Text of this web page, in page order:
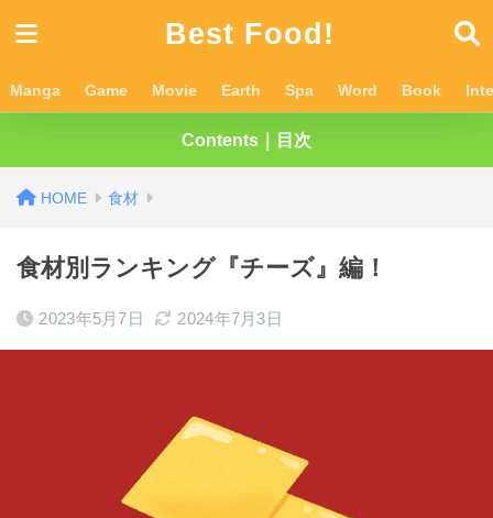
Best Food!
Manga Game Movie Earth Spa Word Book
Contents｜目次
食材
食材別ランキング『チーズ』編！
2023年5月7日 2024年7月3日